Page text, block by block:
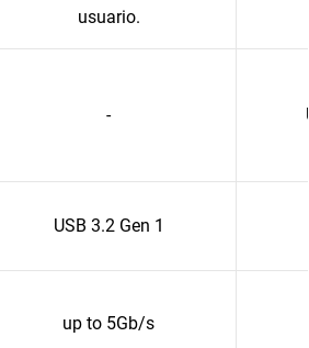
usuario.
-
USB 3.2 Gen 1
up to 5Gb/s